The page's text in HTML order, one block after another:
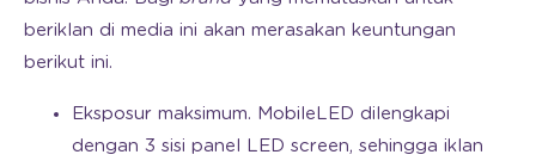
beriklan di media ini akan merasakan keuntungan
berikut ini.
Eksposur maksimum. MobileLED dilengkapi
dengan 3 sisi panel LED screen, sehingga iklan